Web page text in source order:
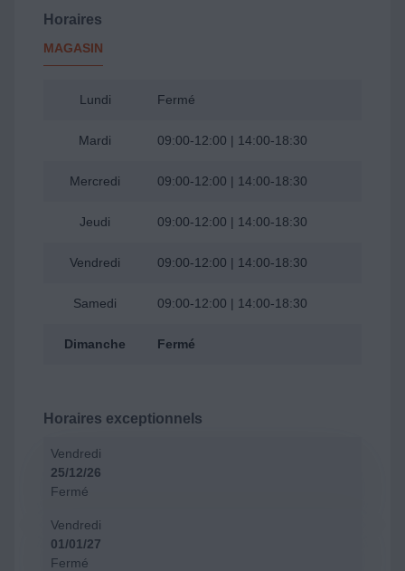
Horaires
MAGASIN
Lundi Fermé
Mardi 09:00-12:00 | 14:00-18:30
Mercredi 09:00-12:00 | 14:00-18:30
Jeudi 09:00-12:00 | 14:00-18:30
Vendredi 09:00-12:00 | 14:00-18:30
Samedi 09:00-12:00 | 14:00-18:30
Dimanche Fermé
Horaires exceptionnels
Vendredi
25/12/26
Fermé
Vendredi
01/01/27
Fermé